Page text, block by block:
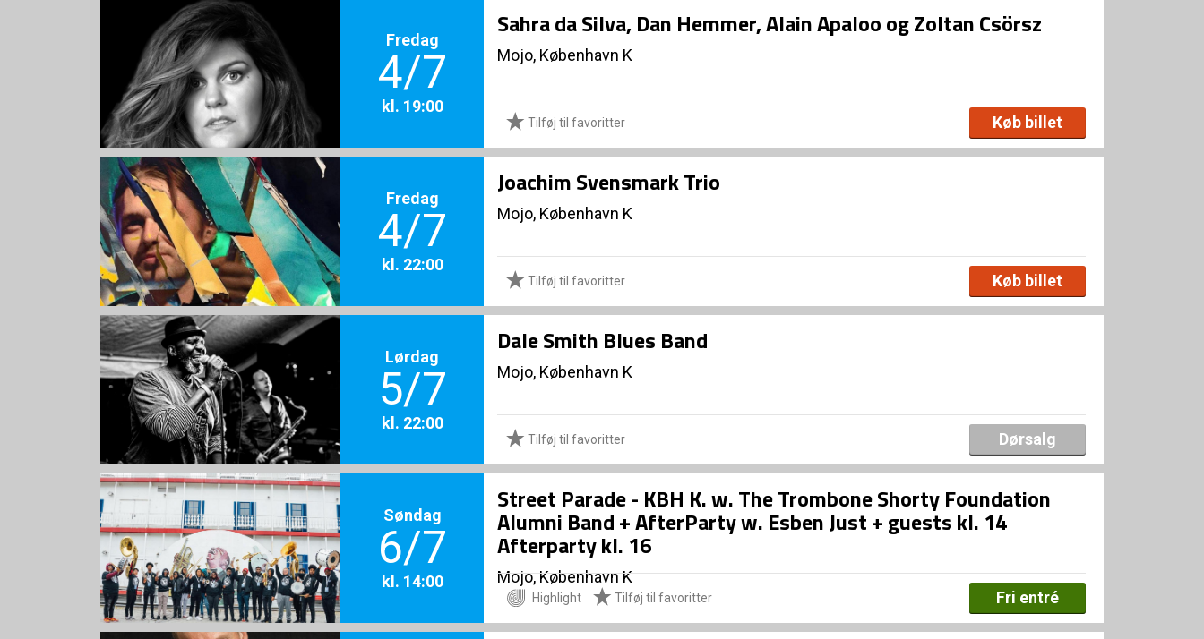
Fredag
4/7
kl. 19:00
Sahra da Silva, Dan Hemmer, Alain Apaloo og Zoltan Csörsz
Mojo, København K
Tilføj til favoritter Køb billet
Fredag
4/7
kl. 22:00
Joachim Svensmark Trio
Mojo, København K
Tilføj til favoritter Køb billet
Lørdag
5/7
kl. 22:00
Dale Smith Blues Band
Mojo, København K
Tilføj til favoritter Dørsalg
Søndag
6/7
kl. 14:00
Street Parade - KBH K. w. The Trombone Shorty Foundation
Alumni Band + AfterParty w. Esben Just + guests kl. 14
Afterparty kl. 16
Mojo, København K
Highlight Tilføj til favoritter Fri entré